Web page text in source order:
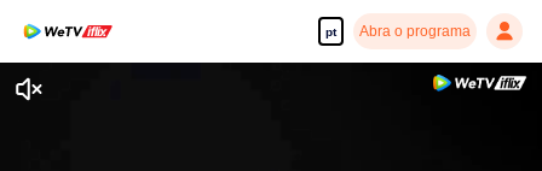
pt Abra o programa